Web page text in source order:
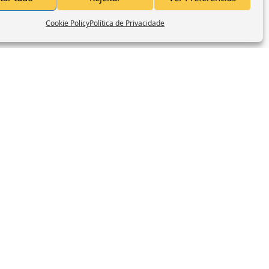
Cookie PolicyPolítica de Privacidade